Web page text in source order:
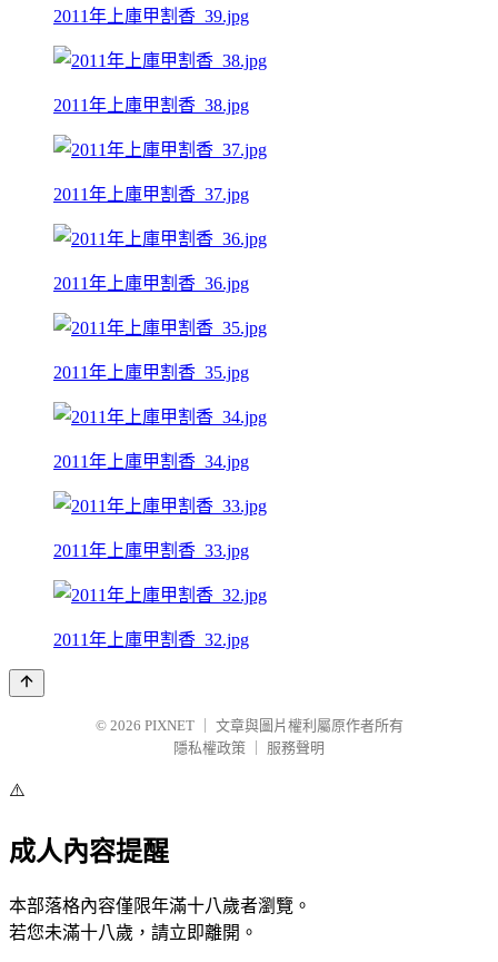
2011年上庫甲割香_39.jpg
2011年上庫甲割香_38.jpg
2011年上庫甲割香_37.jpg
2011年上庫甲割香_36.jpg
2011年上庫甲割香_35.jpg
2011年上庫甲割香_34.jpg
2011年上庫甲割香_33.jpg
2011年上庫甲割香_32.jpg
© 2026 PIXNET
文章與圖片權利屬原作者所有
隱私權政策
服務聲明
⚠️
成人內容提醒
本部落格內容僅限年滿十八歲者瀏覽。
若您未滿十八歲，請立即離開。